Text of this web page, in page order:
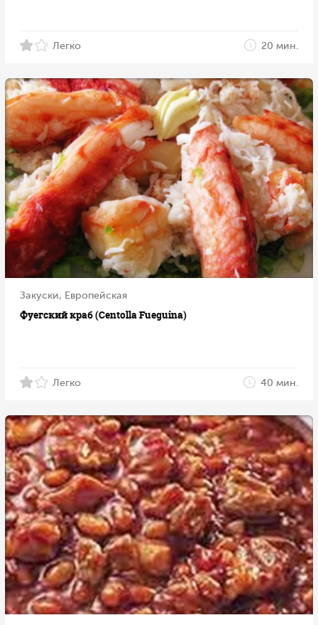
Легко 20 мин.
Закуски, Европейская
Фуегский краб (Centolla Fueguina)
Легко 40 мин.